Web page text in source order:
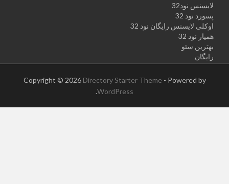
لایسنس نود32
پسورد نود 32
اوکلی لایسنس رایگان نود 32
همیار نود 32
بهترین سئو
رایگان
Copyright © 2026 Directory Starter Theme - Powered by
WordPress
.